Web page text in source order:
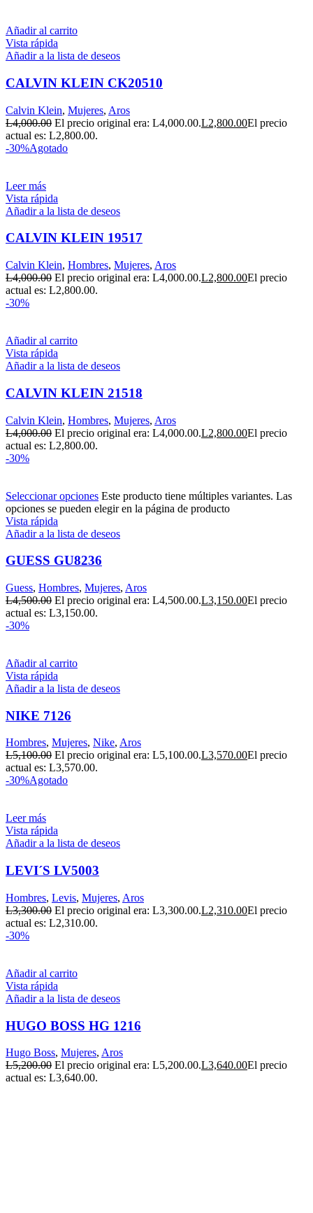
Añadir al carrito
Vista rápida
Añadir a la lista de deseos
CALVIN KLEIN CK20510
Calvin Klein, Mujeres, Aros
L4,000.00 El precio original era: L4,000.00.L2,800.00El precio
actual es: L2,800.00.
-30%Agotado
Leer más
Vista rápida
Añadir a la lista de deseos
CALVIN KLEIN 19517
Calvin Klein, Hombres, Mujeres, Aros
L4,000.00 El precio original era: L4,000.00.L2,800.00El precio
actual es: L2,800.00.
-30%
Añadir al carrito
Vista rápida
Añadir a la lista de deseos
CALVIN KLEIN 21518
Calvin Klein, Hombres, Mujeres, Aros
L4,000.00 El precio original era: L4,000.00.L2,800.00El precio
actual es: L2,800.00.
-30%
Seleccionar opciones Este producto tiene múltiples variantes. Las
opciones se pueden elegir en la página de producto
Vista rápida
Añadir a la lista de deseos
GUESS GU8236
Guess, Hombres, Mujeres, Aros
L4,500.00 El precio original era: L4,500.00.L3,150.00El precio
actual es: L3,150.00.
-30%
Añadir al carrito
Vista rápida
Añadir a la lista de deseos
NIKE 7126
Hombres, Mujeres, Nike, Aros
L5,100.00 El precio original era: L5,100.00.L3,570.00El precio
actual es: L3,570.00.
-30%Agotado
Leer más
Vista rápida
Añadir a la lista de deseos
LEVI´S LV5003
Hombres, Levis, Mujeres, Aros
L3,300.00 El precio original era: L3,300.00.L2,310.00El precio
actual es: L2,310.00.
-30%
Añadir al carrito
Vista rápida
Añadir a la lista de deseos
HUGO BOSS HG 1216
Hugo Boss, Mujeres, Aros
L5,200.00 El precio original era: L5,200.00.L3,640.00El precio
actual es: L3,640.00.